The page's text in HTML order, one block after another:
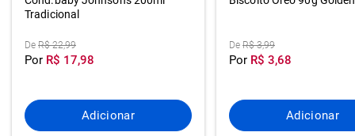
Tradicional
De R$ 22,99
Por R$ 17,98
Adicionar
De R$ 3,99
Por R$ 3,68
Adicionar